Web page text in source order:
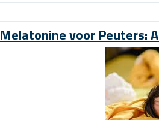
Melatonine voor Peuters: